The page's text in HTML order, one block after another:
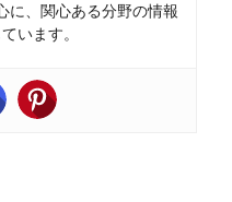
に、関心ある分野の情報
います。